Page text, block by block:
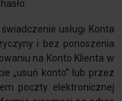
usługi Konta
i bez ponoszenia
na Konto Klienta w
„usuń konto” lub przez
poczty elektronicznej